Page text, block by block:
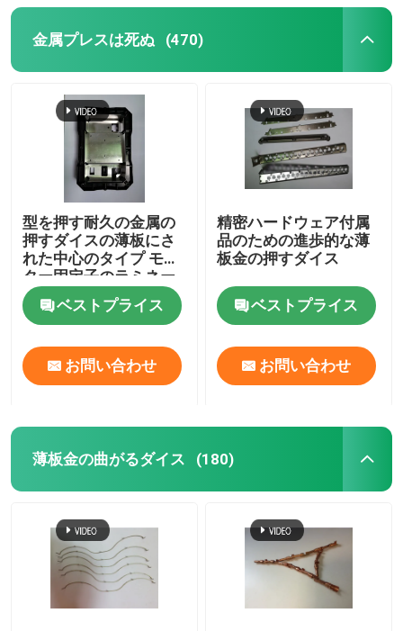
金属プレスは死ぬ (470)
型を押す耐久の金属の
押すダイスの薄板にさ
れた中心のタイプ モー
ター固定子のラミネー
ション
ベストプライス
お問い合わせ
精密ハードウェア付属
品のための進歩的な薄
板金の押すダイス
ベストプライス
お問い合わせ
薄板金の曲がるダイス (180)